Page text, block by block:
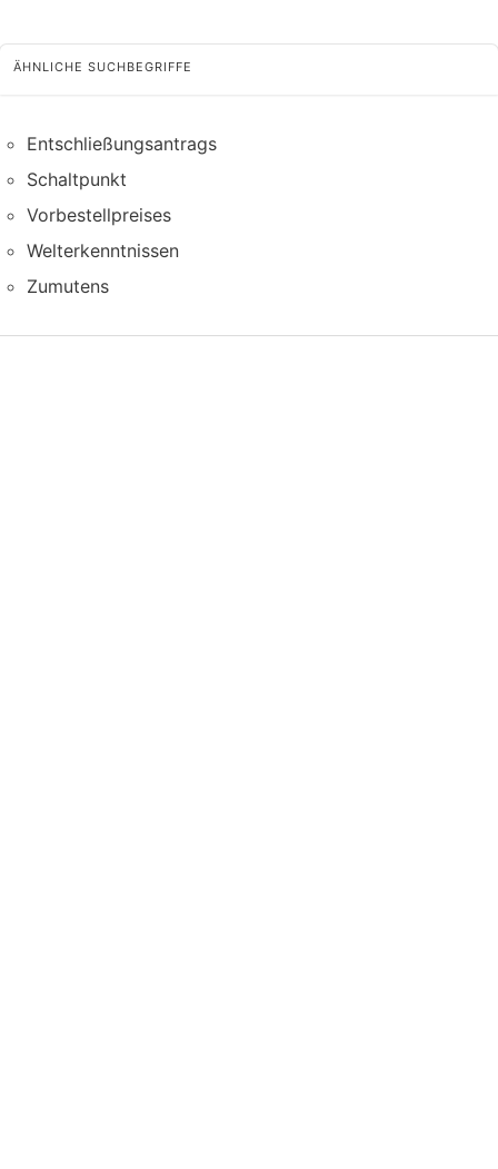
ÄHNLICHE SUCHBEGRIFFE
Entschließungsantrags
Schaltpunkt
Vorbestellpreises
Welterkenntnissen
Zumutens